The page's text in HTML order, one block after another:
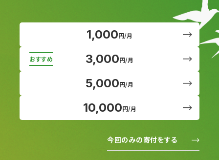
1,000円/月
3,000円/月
5,000円/月
10,000円/月
今回のみの寄付をする